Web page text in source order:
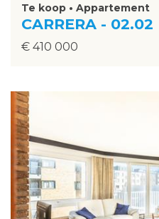
Te koop • Appartement
CARRERA - 02.02
€ 410 000